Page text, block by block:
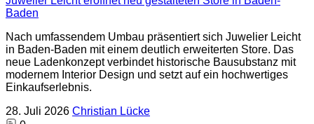
Baden
Nach umfassendem Umbau präsentiert sich Juwelier Leicht
in Baden-Baden mit einem deutlich erweiterten Store. Das
neue Ladenkonzept verbindet historische Bausubstanz mit
modernem Interior Design und setzt auf ein hochwertiges
Einkaufserlebnis.
28. Juli 2026 Christian Lücke